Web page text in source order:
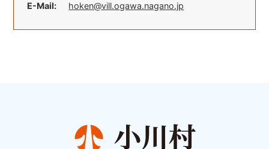
E-Mail:
hoken@vill.ogawa.nagano.jp